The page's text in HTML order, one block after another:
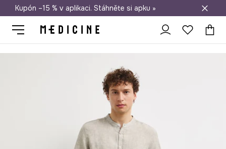
Doprava zdarma při nákupu nad 1 200 Kč
Kupón –15 % v aplikaci. Stáhněte si apku »